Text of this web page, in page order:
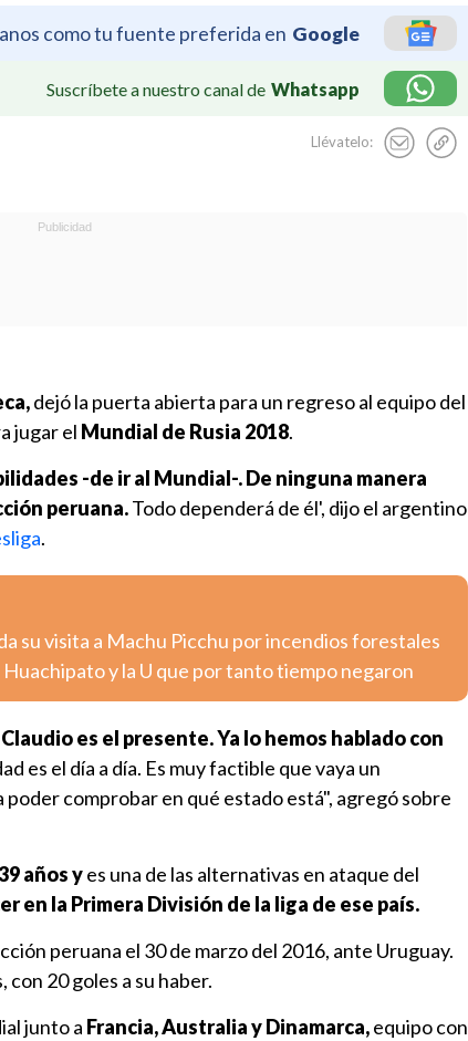
como tu fuente preferida en Google
Suscríbete a nuestro canal de Whatsapp
Llévatelo:
dejó la puerta abierta para un regreso al equipo del
jugar el Mundial de Rusia 2018.
-de ir al Mundial-. De ninguna manera
peruana.Todo dependerá de él', dijo el argentino
.
su visita a Machu Picchu por incendios forestales
y la U que por tanto tiempo negaron
es el presente. Ya lo hemos hablado con
es el día a día. Es muy factible que vaya un
comprobar en qué estado está", agregó sobre
años yes una de las alternativas en ataque del
en la Primera División de la liga de ese país.
peruana el 30 de marzo del 2016, ante Uruguay.
20 goles a su haber.
junto a Francia, Australia y Dinamarca,equipo con